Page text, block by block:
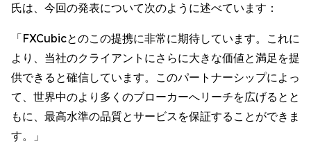
氏は、今回の発表について次のように述べています：
「FXCubicとのこの提携に非常に期待しています。これに
より、当社のクライアントにさらに大きな価値と満足を提
供できると確信しています。このパートナーシップによっ
て、世界中のより多くのブローカーへリーチを広げるとと
もに、最高水準の品質とサービスを保証することができま
す。」